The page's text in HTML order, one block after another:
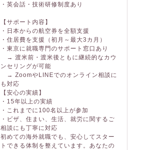
・英会話・技術研修制度あり
【サポート内容】
・日本からの航空券を全額支援
・住居費を支援（初月～最大3カ月）
・東京に就職専門のサポート窓口あり
→ 渡米前・渡米後ともに継続的なカウ
ンセリングが可能
→ ZoomやLINEでのオンライン相談に
も対応
【安心の実績】
・15年以上の実績
・これまでに100名以上が参加
・ビザ、住まい、生活、就労に関するご
相談にも丁寧に対応
初めての海外就職でも、安心してスター
トできる体制を整えています。あなたの